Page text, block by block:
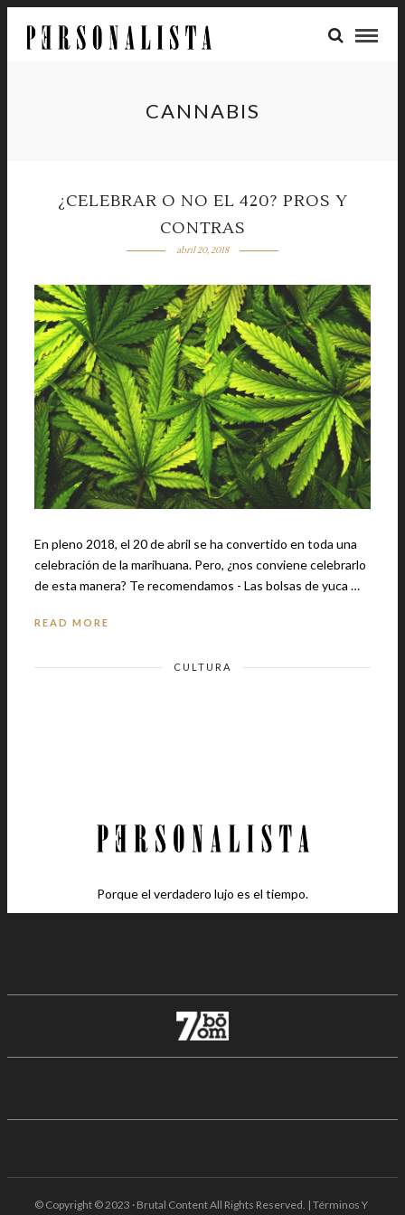
CANNABIS
¿CELEBRAR O NO EL 420? PROS Y
CONTRAS
abril 20, 2018
En pleno 2018, el 20 de abril se ha convertido en toda una
celebración de la marihuana. Pero, ¿nos conviene celebrarlo
de esta manera? Te recomendamos - Las bolsas de yuca …
READ MORE
CULTURA
Porque el verdadero lujo es el tiempo.
© Copyright © 2023 · Brutal Content All Rights Reserved. | Términos Y